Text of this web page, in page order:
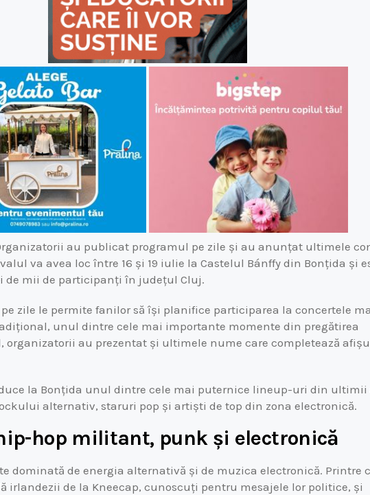
au publicat programul pe zile și au anunțat ultimele
va avea loc între 16 și 19 iulie la Castelul Bánffy din Bonțida și
de mii de participanți în județul Cluj.
zile le permite fanilor să își planifice participarea la concertele
unul dintre cele mai importante momente din pregătirea
organizatorii au prezentat și ultimele nume care completează
la Bonțida unul dintre cele mai puternice lineup-uri din ultimii
alternativ, staruri pop și artiști de top din zona electronică.
hop militant, punk și electronică
dominată de energia alternativă și de muzica electronică. Printre
irlandezii de la Kneecap, cunoscuți pentru mesajele lor politice, și